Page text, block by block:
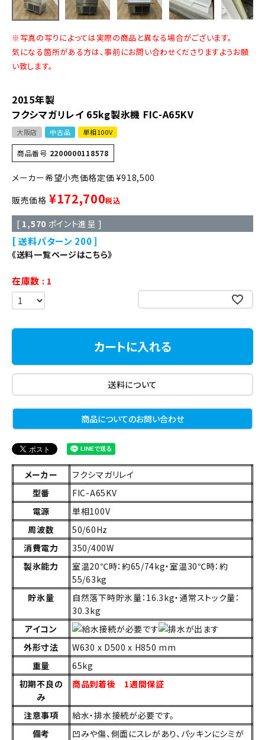
※写真の写りによっては実際の商品と異なる場合がございます。
気になる箇所がある方は、事前にお問い合わせくださりますようお願
い致します。
2015年製
フクシマガリレイ 65kg製氷機 FIC-A65KV
大阪店 中古品 単相100V
商品番号 2200000118578
定価 ¥918,500
販売価格 ¥172,700税込
[ 1,570 ポイント進呈 ]
送料パターン 200
《送料一覧ページはこちら》
在庫数
1
カートに入れる
送料について
商品についてのお問い合わせ
メーカー
フクシマガリレイ
型番
FIC-A65KV
電源
単相100V
周波数
50/60Hz
消費電力
350/400W
製氷能力
室温20℃時：約65/74kg・室温30℃時：約
55/63kg
貯氷量
自然落下時貯氷量：16.3kg・通常ストック量：
30.3kg
アイコン
外形寸法
W630 x D500 x H850 mm
重量
65kg
初期不良の
み
商品到着後 1週間保証
注意事項
給水・排水接続が必要です。
備考
凹みや傷、側面にスレがあり、パッキンにシミが